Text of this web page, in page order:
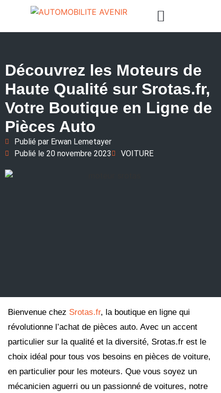
Découvrez les Moteurs de
Haute Qualité sur Srotas.fr,
Votre Boutique en Ligne de
Pièces Auto
Publié par Erwan Lemetayer
Publié le 20 novembre 2023 VOITURE
Bienvenue chez Srotas.fr, la boutique en ligne qui
révolutionne l’achat de pièces auto. Avec un accent
particulier sur la qualité et la diversité, Srotas.fr est le
choix idéal pour tous vos besoins en pièces de voiture,
en particulier pour les moteurs. Que vous soyez un
mécanicien aguerri ou un passionné de voitures, notre